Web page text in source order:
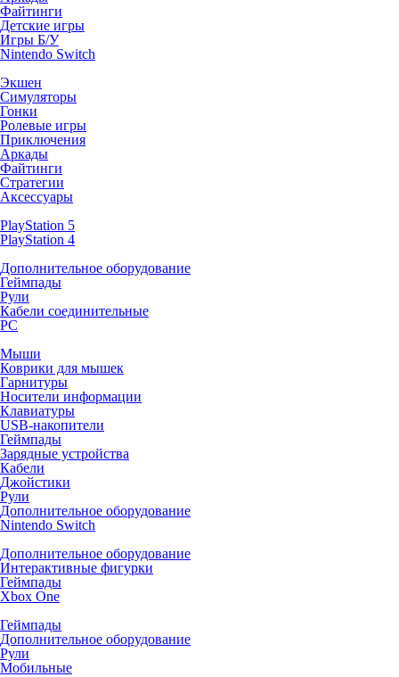
Файтинги
Детские игры
Игры Б/У
Nintendo Switch
Экшен
Симуляторы
Гонки
Ролевые игры
Приключения
Аркады
Файтинги
Стратегии
Аксессуары
PlayStation 5
PlayStation 4
Дополнительное оборудование
Геймпады
Рули
Кабели соединительные
PC
Мыши
Коврики для мышек
Гарнитуры
Носители информации
Клавиатуры
USB-накопители
Геймпады
Зарядные устройства
Кабели
Джойстики
Рули
Дополнительное оборудование
Nintendo Switch
Дополнительное оборудование
Интерактивные фигурки
Геймпады
Xbox One
Геймпады
Дополнительное оборудование
Рули
Мобильные